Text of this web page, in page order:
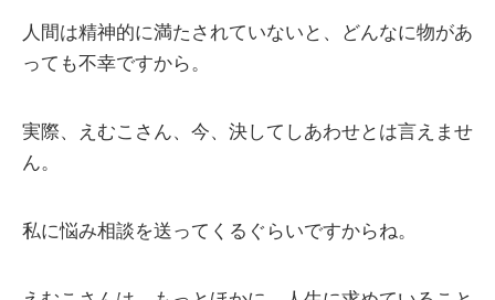
人間は精神的に満たされていないと、どんなに物があ
っても不幸ですから。
実際、えむこさん、今、決してしあわせとは言えませ
ん。
私に悩み相談を送ってくるぐらいですからね。